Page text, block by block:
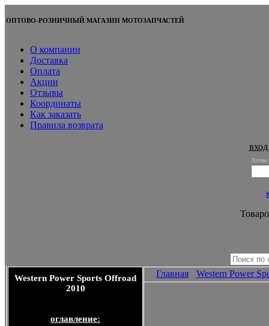
ОПТОВО-РОЗНИЧНЫЙ МАГАЗИН МОТОЗАПЧАСТЕЙ
О компании
Доставка
Оплата
Акции
Отзывы
Координаты
Как заказать
Правила возврата
Логин:
Western Power Sports Offroad
2010
оглавление:
Главная Western Power